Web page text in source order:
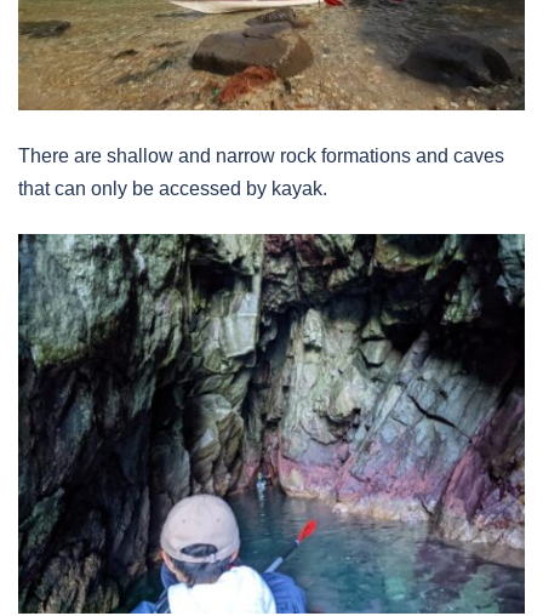
There are shallow and narrow rock formations and caves
that can only be accessed by kayak.